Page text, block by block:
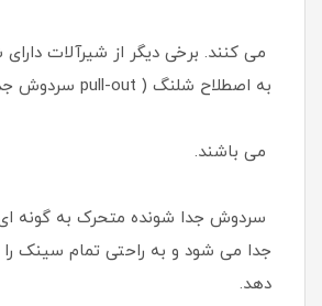
می کنند. برخی دیگر از شیرآلات
به اصطلاح شلنگ ( pull-out سردوش جدا شونده متحرک)
می باشند.
سردوش جدا شونده متحرک به گونه
جدا می شود و به راحتی تمام سینک
دهد.